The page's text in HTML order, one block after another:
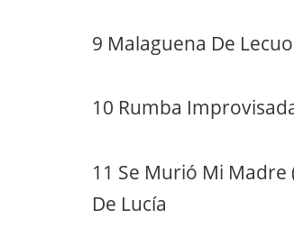
9 Malaguena De
10 Rumba
11 Se Murió Mi Madre
De Lucía